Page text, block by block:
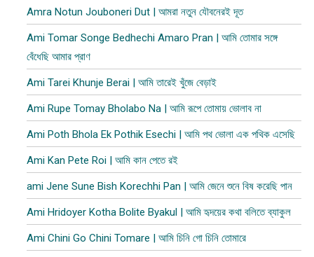
Amra Notun Jouboneri Dut | আমরা নতুন যৌবনেরই দূত
Ami Tomar Songe Bedhechi Amaro Pran | আমি তোমার সঙ্গে
বেঁধেছি আমার প্রাণ
Ami Tarei Khunje Berai | আমি তারেই খুঁজে বেড়াই
Ami Rupe Tomay Bholabo Na | আমি রূপে তোমায় ভোলাব না
Ami Poth Bhola Ek Pothik Esechi | আমি পথ ভোলা এক পথিক এসেছি
Ami Kan Pete Roi | আমি কান পেতে রই
ami Jene Sune Bish Korechhi Pan | আমি জেনে শুনে বিষ করেছি পান
Ami Hridoyer Kotha Bolite Byakul | আমি হৃদয়ের কথা বলিতে ব্যাকুল
Ami Chini Go Chini Tomare | আমি চিনি গো চিনি তোমারে